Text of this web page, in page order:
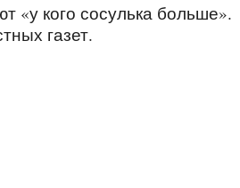
«у кого сосулька больше».
газет.